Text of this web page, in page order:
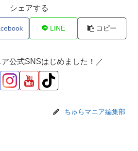
シェアする
LINE コピー
公式SNSはじめました！／
ちゅらマニア編集部